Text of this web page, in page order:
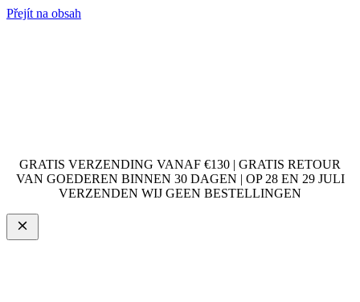
Přejít na obsah
GRATIS VERZENDING VANAF €130 | GRATIS RETOUR
VAN GOEDEREN BINNEN 30 DAGEN | OP 28 EN 29 JULI
VERZENDEN WIJ GEEN BESTELLINGEN